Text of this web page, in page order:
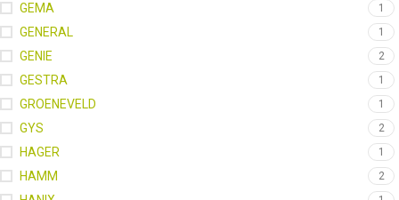
GEMA 1
GENERAL 1
GENIE 2
GESTRA 1
GROENEVELD 1
GYS 2
HAGER 1
HAMM 2